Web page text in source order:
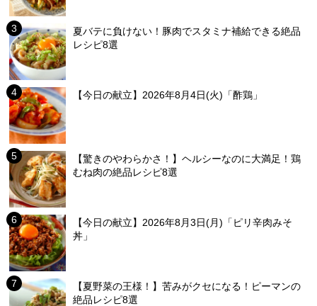
夏バテに負けない！豚肉でスタミナ補給できる絶品
レシピ8選
【今日の献立】2026年8月4日(火)「酢鶏」
【驚きのやわらかさ！】ヘルシーなのに大満足！鶏
むね肉の絶品レシピ8選
【今日の献立】2026年8月3日(月)「ピリ辛肉みそ
丼」
【夏野菜の王様！】苦みがクセになる！ピーマンの
絶品レシピ8選